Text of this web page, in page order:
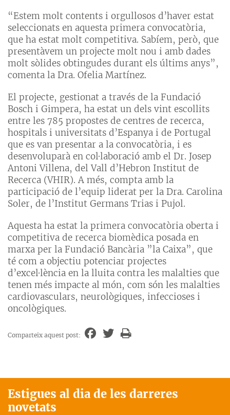
“Estem molt contents i orgullosos d’haver estat
seleccionats en aquesta primera convocatòria,
que ha estat molt competitiva. Sabíem, però, que
presentàvem un projecte molt nou i amb dades
molt sòlides obtingudes durant els últims anys”,
comenta la Dra. Ofelia Martínez.
El projecte, gestionat a través de la Fundació
Bosch i Gimpera, ha estat un dels vint escollits
entre les 785 propostes de centres de recerca,
hospitals i universitats d’Espanya i de Portugal
que es van presentar a la convocatòria, i es
desenvoluparà en col·laboració amb el Dr. Josep
Antoni Villena, del Vall d’Hebron Institut de
Recerca (VHIR). A més, compta amb la
participació de l’equip liderat per la Dra. Carolina
Soler, de l’Institut Germans Trias i Pujol.
Aquesta ha estat la primera convocatòria oberta i
competitiva de recerca biomèdica posada en
marxa per la Fundació Bancària ”la Caixa”, que
té com a objectiu potenciar projectes
d’excel·lència en la lluita contra les malalties que
tenen més impacte al món, com són les malalties
cardiovasculars, neurològiques, infeccioses i
oncològiques.
Comparteix aquest post:
Estigues al dia de les darreres
novetats